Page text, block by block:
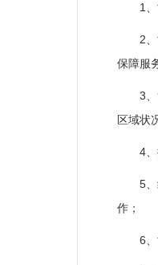
1
2
保障服
3
区域状
4
5
作；
6